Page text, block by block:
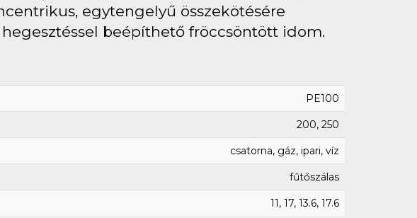
egytengelyű összekötésére
beépíthető fröccsöntött idom.
PE100
200, 250
csatorna, gáz, ipari, víz
fűtőszálas
11, 17, 13.6, 17.6